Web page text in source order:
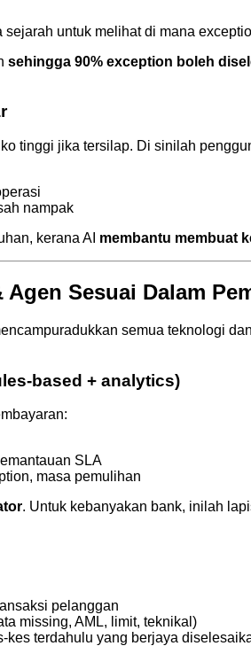
untuk melihat di mana
sehingga 90% exception boleh
tinggi jika tersilap. Di sinilah
nampak
kerana AI membantu membuat
Sesuai Dalam
semua teknologi
based + analytics)
SLA
masa pemulihan
. Untuk kebanyakan bank, inilah
pelanggan
missing, AML, limit, teknikal)
kes terdahulu yang berjaya